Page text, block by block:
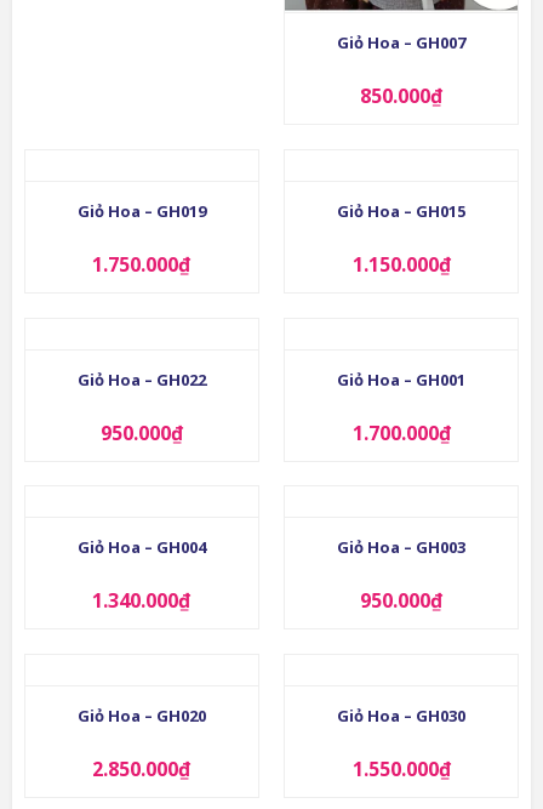
Giỏ Hoa – GH007
850.000₫
Giỏ Hoa – GH019
1.750.000₫
Giỏ Hoa – GH015
1.150.000₫
Giỏ Hoa – GH022
950.000₫
Giỏ Hoa – GH001
1.700.000₫
Giỏ Hoa – GH004
1.340.000₫
Giỏ Hoa – GH003
950.000₫
Giỏ Hoa – GH020
2.850.000₫
Giỏ Hoa – GH030
1.550.000₫